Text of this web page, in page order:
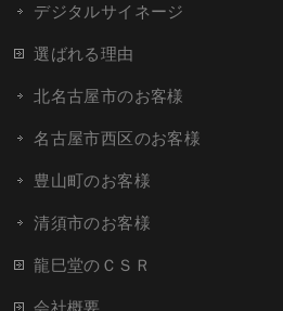
デジタルサイネージ
選ばれる理由
北名古屋市のお客様
名古屋市西区のお客様
豊山町のお客様
清須市のお客様
龍巳堂のＣＳＲ